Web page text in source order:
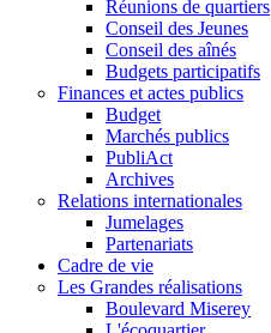
Réunions de quartiers
Conseil des Jeunes
Conseil des aînés
Budgets participatifs
Finances et actes publics
Budget
Marchés publics
PubliAct
Archives
Relations internationales
Jumelages
Partenariats
Cadre de vie
Les Grandes réalisations
Boulevard Miserey